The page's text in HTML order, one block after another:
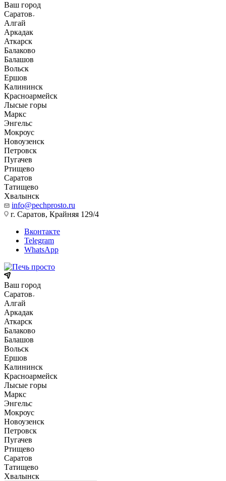
Ваш город
Саратов
Алгай
Аркадак
Аткарск
Балаково
Балашов
Вольск
Ершов
Калининск
Красноармейск
Лысые горы
Маркс
Энгельс
Мокроус
Новоузенск
Петровск
Пугачев
Ртищево
Саратов
Татищево
Хвалынск
info@pechprosto.ru
г. Саратов, Крайняя 129/4
Вконтакте
Telegram
WhatsApp
Ваш город
Саратов
Алгай
Аркадак
Аткарск
Балаково
Балашов
Вольск
Ершов
Калининск
Красноармейск
Лысые горы
Маркс
Энгельс
Мокроус
Новоузенск
Петровск
Пугачев
Ртищево
Саратов
Татищево
Хвалынск